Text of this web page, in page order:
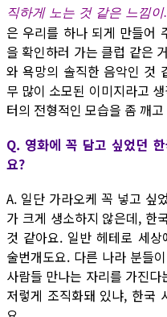
직하게 노는 것 같은 느낌이
은 우리를 하나 되게 만들어
을 확인하러 가는 클럽 같은
와 욕망의 솔직한 음악인 것
무 많이 소모된 이미지라고
터의 전형적인 모습을 좀 깨
Q. 영화에 꼭 담고 싶었던
요?
A. 일단 가라오케 꼭 넣고 싶
가 크게 생소하지 않은데, 한
것 같아요. 일반 헤테로 세
술번개도요. 다른 나라 분들
사람들 만나는 자리를 가진
저렇게 조직화돼 있냐, 한국